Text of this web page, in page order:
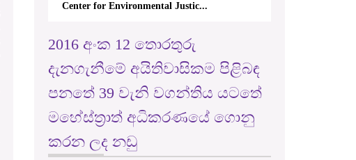
Center for Environmental Justic...
2016 අංක 12 තොරතුරු
දැනගැනීමේ අයිතිවාසිකම පිළිබඳ
පනතේ 39 වැනි වගන්තිය යටතේ
මහේස්ත්‍රාත් අධිකරණයේ ගොනු
කරන ලද නඩු